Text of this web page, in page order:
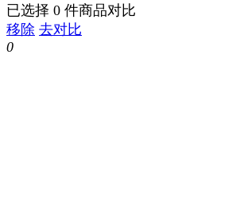
已选择 0 件商品对比
移除 去对比
0